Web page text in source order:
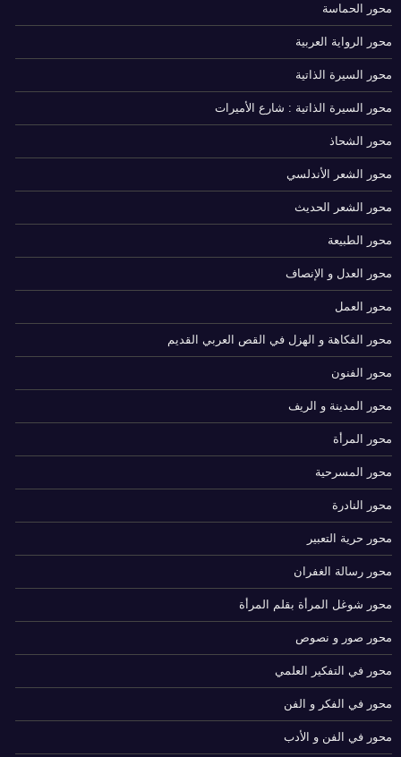
محور الحماسة
محور الرواية العربية
محور السيرة الذاتية
محور السيرة الذاتية : شارع الأميرات
محور الشحاذ
محور الشعر الأندلسي
محور الشعر الحديث
محور الطبيعة
محور العدل و الإنصاف
محور العمل
محور الفكاهة و الهزل في القص العربي القديم
محور الفنون
محور المدينة و الريف
محور المرأة
محور المسرحية
محور النادرة
محور حرية التعبير
محور رسالة الغفران
محور شوغل المرأة بقلم المرأة
محور صور و نصوص
محور في التفكير العلمي
محور في الفكر و الفن
محور في الفن و الأدب